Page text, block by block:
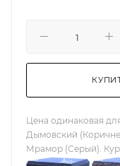
Цена одинаковая
Дымовский
Мрамор (Серый).